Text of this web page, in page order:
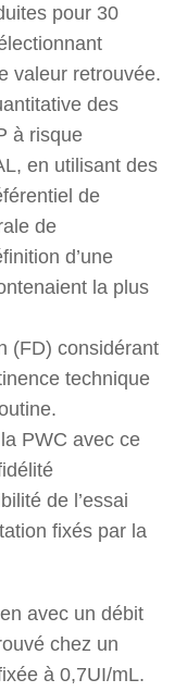
pour 30
valeur retrouvée.
des
à risque
en utilisant des
de
de
d’une
la plus
(FD) considérant
technique
PWC avec ce
de l’essai
fixés par la
avec un débit
chez un
à 0,7UI/mL.